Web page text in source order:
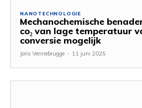
NANOTECHNOLOGIE
Mechanochemische
co₂ van lage temperatuur
conversie mogelijk
Joris Vennebrugge - 11 juni 2025